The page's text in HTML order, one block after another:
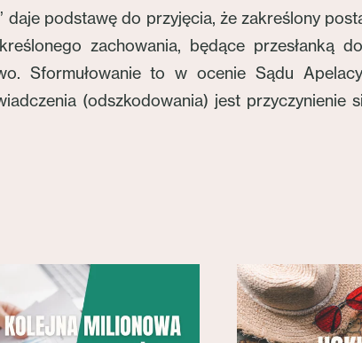
daje podstawę do przyjęcia, że zakreślony
zachowania, będące przesłanką
Sformułowanie to w ocenie Sądu
(odszkodowania) jest przyczynienie